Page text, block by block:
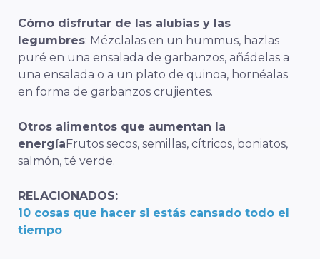
Cómo disfrutar de las alubias y las
legumbres: Mézclalas en un hummus, hazlas
puré en una ensalada de garbanzos, añádelas a
una ensalada o a un plato de quinoa, hornéalas
en forma de garbanzos crujientes.
Otros alimentos que aumentan la
energíaFrutos secos, semillas, cítricos, boniatos,
salmón, té verde.
RELACIONADOS:
10 cosas que hacer si estás cansado todo el
tiempo